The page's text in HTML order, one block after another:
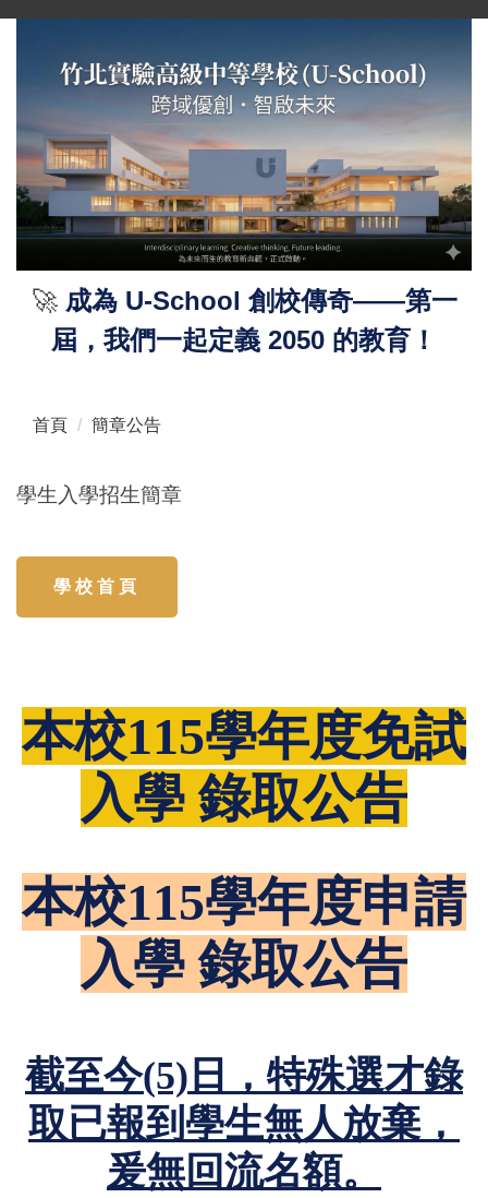
容
區
🚀 成為 U-School 創校傳奇——第一
屆，我們一起定義 2050 的教育！
首頁 簡章公告
學生入學招生簡章
學 校 首 頁
本校115學年度免試
入學 錄取公告
本校115學年度申請
入學 錄取公告
截至今(5)日，特殊選才錄
取已報到學生無人放棄，
爰無回流名額。